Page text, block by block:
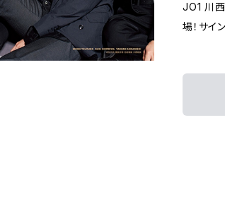
JO1 川
場！サイ